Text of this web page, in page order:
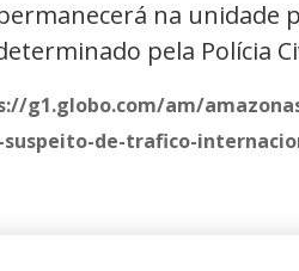
na unidade
pela Polícia
g1.globo.com/am/
suspeito-de-trafico-